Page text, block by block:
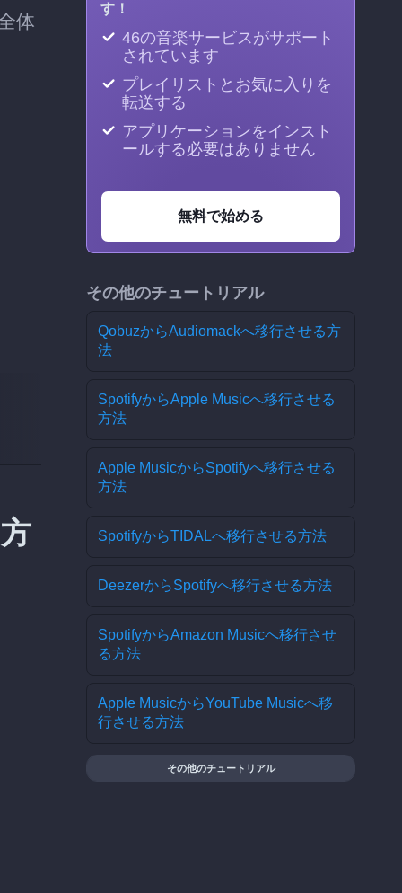
体
す！
46の音楽サービスがサポート
されています
プレイリストとお気に入りを
転送する
アプリケーションをインスト
ールする必要はありません
無料で始める
その他のチュートリアル
QobuzからAudiomackへ移行させる方
法
SpotifyからApple Musicへ移行させる
方法
Apple MusicからSpotifyへ移行させる
方法
SpotifyからTIDALへ移行させる方法
DeezerからSpotifyへ移行させる方法
SpotifyからAmazon Musicへ移行させ
る方法
Apple MusicからYouTube Musicへ移
行させる方法
その他のチュートリアル